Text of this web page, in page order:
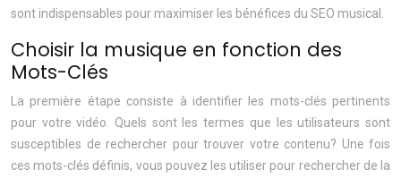
sont indispensables pour maximiser les bénéfices du SEO musical.
Choisir la musique en fonction des
Mots-Clés
La première étape consiste à identifier les mots-clés pertinents
pour votre vidéo. Quels sont les termes que les utilisateurs sont
susceptibles de rechercher pour trouver votre contenu? Une fois
ces mots-clés définis, vous pouvez les utiliser pour rechercher de la